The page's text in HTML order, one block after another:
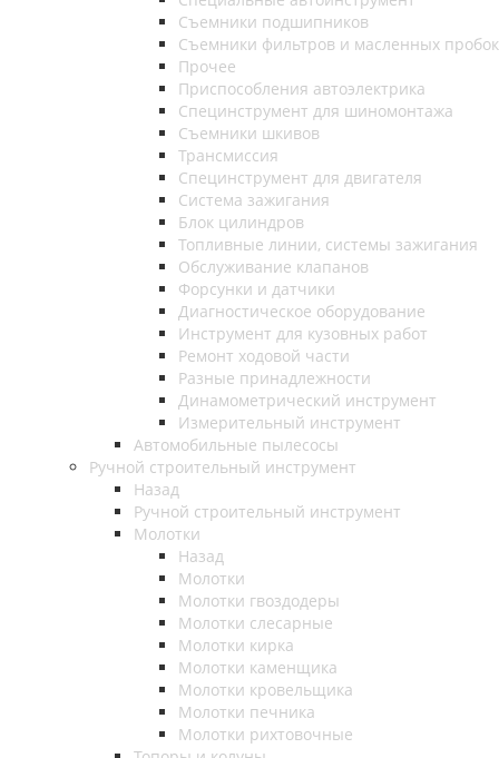
Съемники подшипников
Съемники фильтров и масленных пробок
Прочее
Приспособления автоэлектрика
Специнструмент для шиномонтажа
Съемники шкивов
Трансмиссия
Специнструмент для двигателя
Система зажигания
Блок цилиндров
Топливные линии, системы зажигания
Обслуживание клапанов
Форсунки и датчики
Диагностическое оборудование
Инструмент для кузовных работ
Ремонт ходовой части
Разные принадлежности
Динамометрический инструмент
Измерительный инструмент
Автомобильные пылесосы
Ручной строительный инструмент
Назад
Ручной строительный инструмент
Молотки
Назад
Молотки
Молотки гвоздодеры
Молотки слесарные
Молотки кирка
Молотки каменщика
Молотки кровельщика
Молотки печника
Молотки рихтовочные